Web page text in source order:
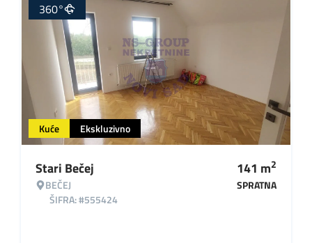
Kuće Ekskluzivno
360°
Stari Bečej
BEČEJ
ŠIFRA: #555424
141 m2
SPRATNA